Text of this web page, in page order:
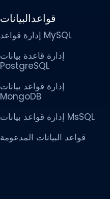
قواعدالبيانات
إدارة قواعد MySQL
إدارة قاعدة بيانات
PostgreSQL
إدارة قواعد بيانات
MongoDB
إدارة قواعد بيانات MsSQL
قواعد البيانات المدعومة